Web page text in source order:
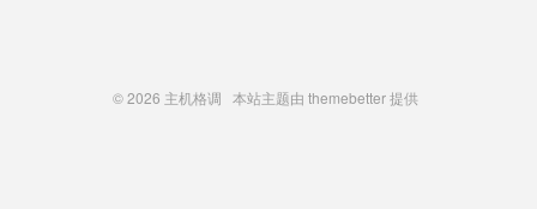
© 2026 主机格调 本站主题由 themebetter提供